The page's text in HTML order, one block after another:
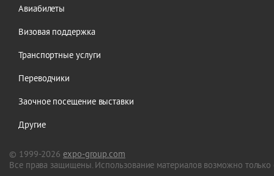
Авиабилеты
Визовая поддержка
Транспортные услуги
Переводчики
Заочное посещение выставки
Другие
© 1999-2026 expo-group.com
Все права защищены. Использование материалов возможно